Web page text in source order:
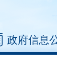
政府信息